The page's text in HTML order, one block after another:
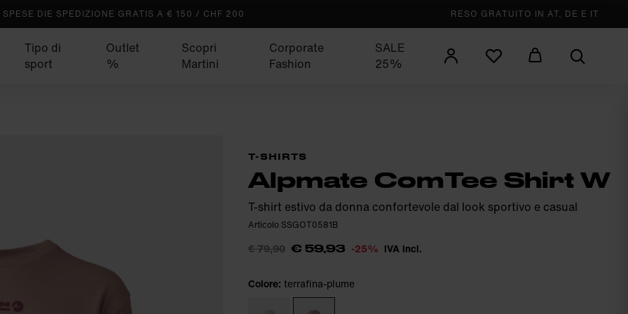
SPESE DIE SPEDIZIONE GRATIS A € 150 / CHF 200 RESO GRATUITO IN AT, DE E IT
Tipo di
sport
Outlet
%
Scopri
Martini
Corporate
Fashion
SALE
25%
T-SHIRTS
Alpmate ComTee Shirt W
T-shirt estivo da donna confortevole dal look sportivo e casual
Articolo SSGOT0581B
€ 79,90 € 59,93 -25% IVA incl.
Colore: terrafina-plume